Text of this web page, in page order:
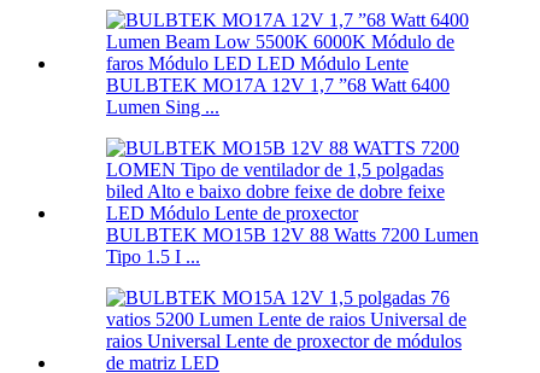
BULBTEK MO17A 12V 1,7 ”68 Watt 6400
Lumen Sing ...
BULBTEK MO15B 12V 88 Watts 7200 Lumen
Tipo 1.5 I ...